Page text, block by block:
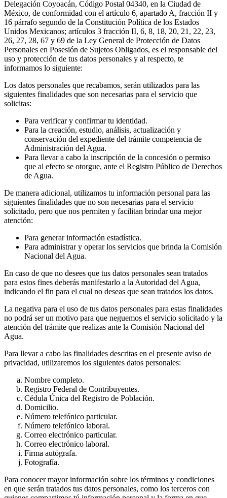
Delegación Coyoacán, Código Postal 04340, en la Ciudad de
México, de conformidad con el artículo 6, apartado A, fracción II y
16 párrafo segundo de la Constitución Política de los Estados
Unidos Mexicanos; artículos 3 fracción II, 6, 8, 18, 20, 21, 22, 23,
26, 27, 28, 67 y 69 de la Ley General de Protección de Datos
Personales en Posesión de Sujetos Obligados, es el responsable del
uso y protección de tus datos personales y al respecto, te
informamos lo siguiente:
Los datos personales que recabamos, serán utilizados para las
siguientes finalidades que son necesarias para el servicio que
solicitas:
Para verificar y confirmar tu identidad.
Para la creación, estudio, análisis, actualización y
conservación del expediente del trámite competencia de
Administración del Agua.
Para llevar a cabo la inscripción de la concesión o permiso
que al efecto se otorgue, ante el Registro Público de Derechos
de Agua.
De manera adicional, utilizamos tu información personal para las
siguientes finalidades que no son necesarias para el servicio
solicitado, pero que nos permiten y facilitan brindar una mejor
atención:
Para generar información estadística.
Para administrar y operar los servicios que brinda la Comisión
Nacional del Agua.
En caso de que no desees que tus datos personales sean tratados
para estos fines deberás manifestarlo a la Autoridad del Agua,
indicando el fin para el cual no deseas que sean tratados los datos.
La negativa para el uso de tus datos personales para estas finalidades
no podrá ser un motivo para que neguemos el servicio solicitado y la
atención del trámite que realizas ante la Comisión Nacional del
Agua.
Para llevar a cabo las finalidades descritas en el presente aviso de
privacidad, utilizaremos los siguientes datos personales:
Nombre completo.
Registro Federal de Contribuyentes.
Cédula Única del Registro de Población.
Domicilio.
Número telefónico particular.
Número telefónico laboral.
Correo electrónico particular.
Correo electrónico laboral.
Firma autógrafa.
Fotografía.
Para conocer mayor información sobre los términos y condiciones
en que serán tratados tus datos personales, como los terceros con